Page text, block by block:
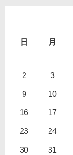
日 月
2 3
9 10
16 17
23 24
30 31